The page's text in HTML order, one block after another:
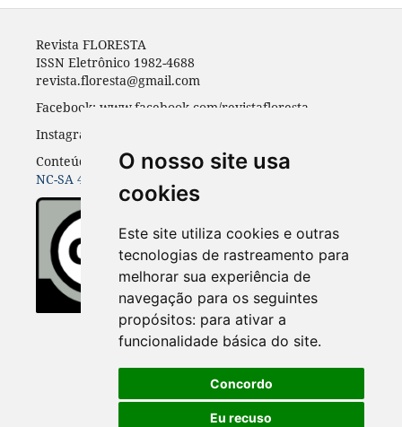
O nosso site usa
cookies
Este site utiliza cookies e outras
tecnologias de rastreamento para
melhorar sua experiência de
navegação para os seguintes
propósitos: para ativar a
funcionalidade básica do site.
Concordo
Eu recuso
Revista FLORESTA
ISSN Eletrônico 1982-4688
revista.floresta@gmail.com
Facebook: www.facebook.com/revistafloresta
Instagran: revista_floresta
Conteúdos do periódico licenciados sob uma
NC-SA 4.0